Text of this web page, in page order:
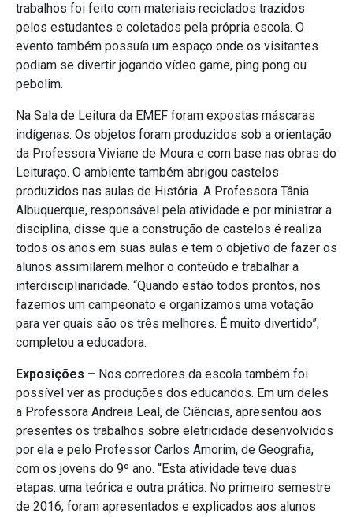
trabalhos foi feito com materiais reciclados trazidos
pelos estudantes e coletados pela própria escola. O
evento também possuía um espaço onde os visitantes
podiam se divertir jogando vídeo game, ping pong ou
pebolim.
Na Sala de Leitura da EMEF foram expostas máscaras
indígenas. Os objetos foram produzidos sob a orientação
da Professora Viviane de Moura e com base nas obras do
Leituraço. O ambiente também abrigou castelos
produzidos nas aulas de História. A Professora Tânia
Albuquerque, responsável pela atividade e por ministrar a
disciplina, disse que a construção de castelos é realiza
todos os anos em suas aulas e tem o objetivo de fazer os
alunos assimilarem melhor o conteúdo e trabalhar a
interdisciplinaridade. “Quando estão todos prontos, nós
fazemos um campeonato e organizamos uma votação
para ver quais são os três melhores. É muito divertido”,
completou a educadora.
Exposições – Nos corredores da escola também foi
possível ver as produções dos educandos. Em um deles
a Professora Andreia Leal, de Ciências, apresentou aos
presentes os trabalhos sobre eletricidade desenvolvidos
por ela e pelo Professor Carlos Amorim, de Geografia,
com os jovens do 9º ano. “Esta atividade teve duas
etapas: uma teórica e outra prática. No primeiro semestre
de 2016, foram apresentados e explicados aos alunos